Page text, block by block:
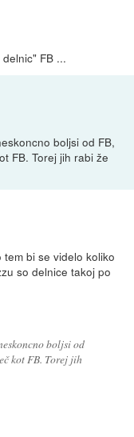
FB ...
boljsi od FB,
FB. Torej jih rabi že
bi se videlo koliko
so delnice takoj po
boljsi od
kot FB. Torej jih